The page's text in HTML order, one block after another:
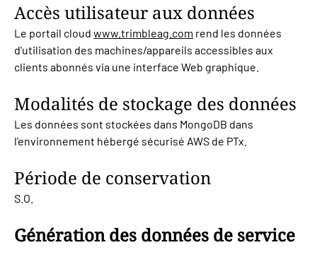
Accès utilisateur aux données
Le portail cloud www.trimbleag.com rend les données
d'utilisation des machines/appareils accessibles aux
clients abonnés via une interface Web graphique.
Modalités de stockage des données
Les données sont stockées dans MongoDB dans
l'environnement hébergé sécurisé AWS de PTx.
Période de conservation
S.O.
Génération des données de service